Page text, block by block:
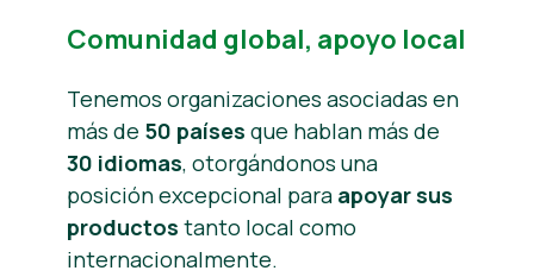
Comunidad global, apoyo local
Tenemos organizaciones asociadas en
más de 50 países que hablan más de
30 idiomas, otorgándonos una
posición excepcional para apoyar sus
productos tanto local como
internacionalmente.